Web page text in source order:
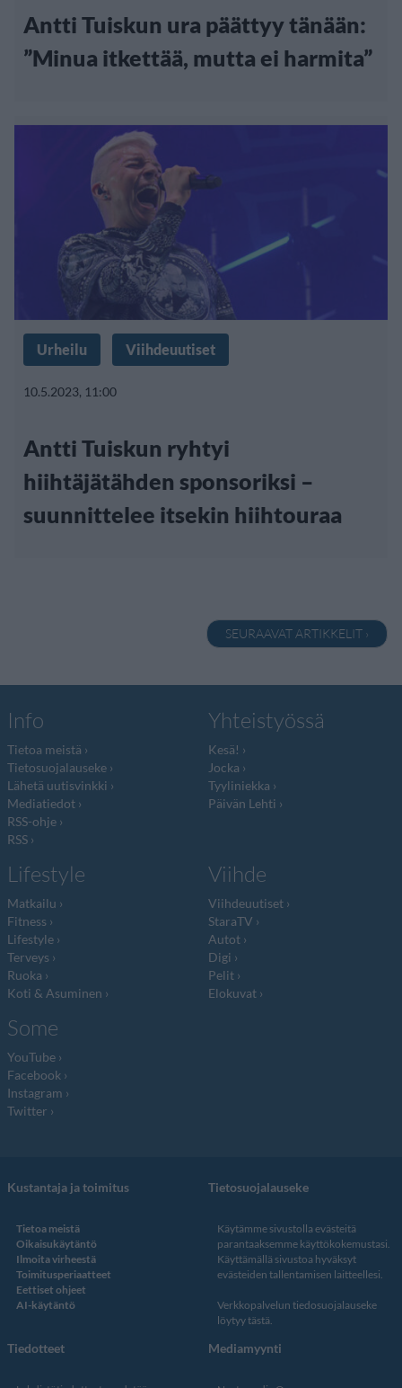
Antti Tuiskun ura päättyy tänään:
”Minua itkettää, mutta ei harmita”
Urheilu Viihdeuutiset
10.5.2023, 11:00
Antti Tuiskun ryhtyi
hiihtäjätähden sponsoriksi –
suunnittelee itsekin hiihtouraa
SEURAAVAT ARTIKKELIT ›
Info
Tietoa meistä
Tietosuojalauseke
Lähetä uutisvinkki
Mediatiedot
RSS-ohje
RSS
Yhteistyössä
Kesä!
Jocka
Tyyliniekka
Päivän Lehti
Lifestyle
Matkailu
Fitness
Lifestyle
Terveys
Ruoka
Koti & Asuminen
Viihde
Viihdeuutiset
StaraTV
Autot
Digi
Pelit
Elokuvat
Some
YouTube
Facebook
Instagram
Twitter
Kustantaja ja toimitus
Tietoa meistä
Oikaisukäytäntö
Ilmoita virheestä
Toimitusperiaatteet
Eettiset ohjeet
AI-käytäntö
Tietosuojalauseke
Käytämme sivustolla evästeitä
parantaaksemme käyttökokemustasi.
Käyttämällä sivustoa hyväksyt
evästeiden tallentamisen laitteellesi.
Verkkopalvelun tiedosuojalauseke
löytyy tästä
Tiedotteet Mediamyynti